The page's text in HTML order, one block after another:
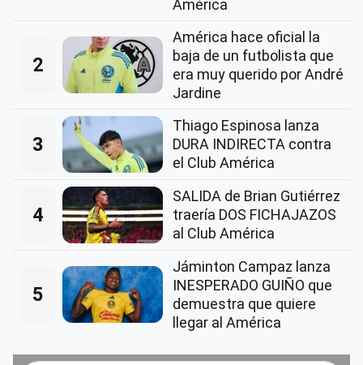
América
2
América hace oficial la
baja de un futbolista que
era muy querido por André
Jardine
3
Thiago Espinosa lanza
DURA INDIRECTA contra
el Club América
4
SALIDA de Brian Gutiérrez
traería DOS FICHAJAZOS
al Club América
5
Jáminton Campaz lanza
INESPERADO GUIÑO que
demuestra que quiere
llegar al América